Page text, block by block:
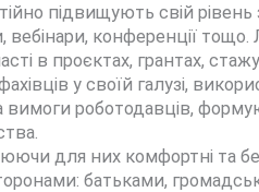
підвищують свій
вебінари, конференції
в проєктах, грантах,
у своїй галузі,
вимоги роботодавців,
для них комфортні та
батьками,